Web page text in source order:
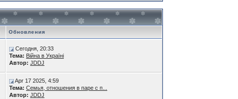
Обновления
Сегодня, 20:33
Тема: Війна в Україні
Автор: JDDJ
Apr 17 2025, 4:59
Тема: Семья, отношения в паре с п...
Автор: JDDJ